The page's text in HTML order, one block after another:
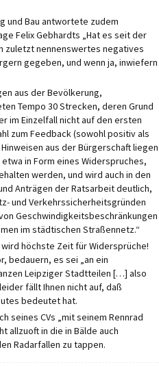
und Bau antwortete zudem
Felix Gebhardts „Hat es seit der
zuletzt nennenswertes negatives
gegeben, und wenn ja, inwiefern
aus der Bevölkerung,
Tempo 30 Strecken, deren Grund
im Einzelfall nicht auf den ersten
zum Feedback (sowohl positiv als
aus der Bürgerschaft liegen
in Form eines Widerspruches,
werden, und wird auch in den
Anträgen der Ratsarbeit deutlich,
und Verkehrssicherheitsgründen
Geschwindigkeitsbeschränkungen
im städtischen Straßennetz.“
höchste Zeit für Widersprüche!
bedauern, es sei „an ein
Leipziger Stadtteilen […] also
fällt Ihnen nicht auf, daß
bedeutet hat.
seines CVs „mit seinem Rennrad
allzuoft in die in Bälde auch
Radarfallen zu tappen.